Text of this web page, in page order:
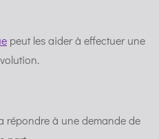
peut les aider à effectuer une
répondre à une demande de